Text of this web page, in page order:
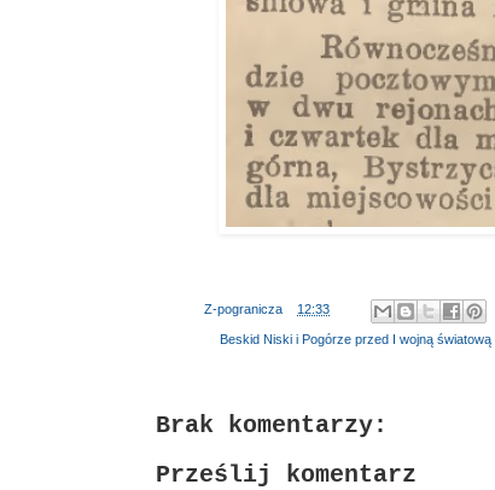
Z-pogranicza 12:33
Beskid Niski i Pogórze przed I wojną światową
Brak komentarzy:
Prześlij komentarz